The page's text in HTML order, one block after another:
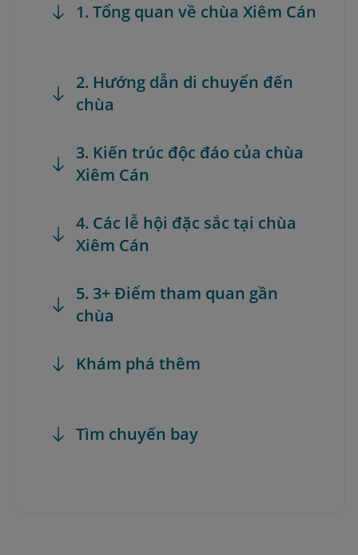
1. Tổng quan về chùa Xiêm Cán
2. Hướng dẫn di chuyển đến
chùa
3. Kiến trúc độc đáo của chùa
Xiêm Cán
4. Các lễ hội đặc sắc tại chùa
Xiêm Cán
5. 3+ Điểm tham quan gần
chùa
Khám phá thêm
Tìm chuyến bay